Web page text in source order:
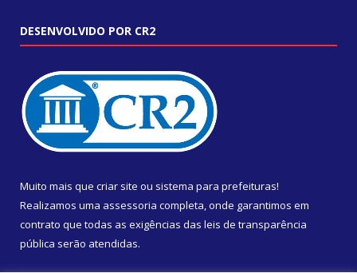
DESENVOLVIDO POR CR2
Muito mais que criar site ou sistema para prefeituras!
Realizamos uma assessoria completa, onde garantimos em
contrato que todas as exigências das leis de transparência
pública serão atendidas.